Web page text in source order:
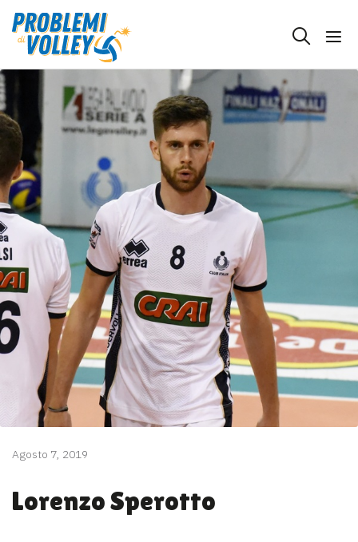
Agosto 7, 2019
Lorenzo Sperotto